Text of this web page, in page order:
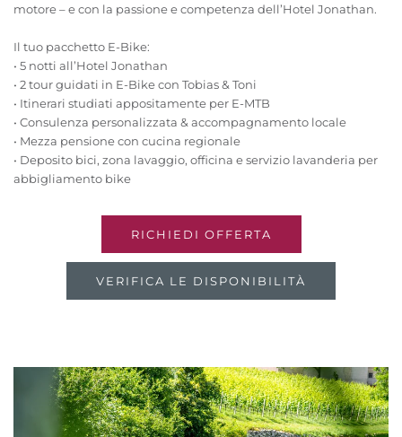
motore – e con la passione e competenza dell’Hotel Jonathan.
Il tuo pacchetto E-Bike:
• 5 notti all’Hotel Jonathan
• 2 tour guidati in E-Bike con Tobias & Toni
• Itinerari studiati appositamente per E-MTB
• Consulenza personalizzata & accompagnamento locale
• Mezza pensione con cucina regionale
• Deposito bici, zona lavaggio, officina e servizio lavanderia per
abbigliamento bike
RICHIEDI OFFERTA
VERIFICA LE DISPONIBILITÀ